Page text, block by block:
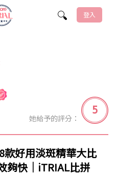
登入
她給予的評分： 5
款好用淡斑精華大比
夠快｜iTRIAL比拼